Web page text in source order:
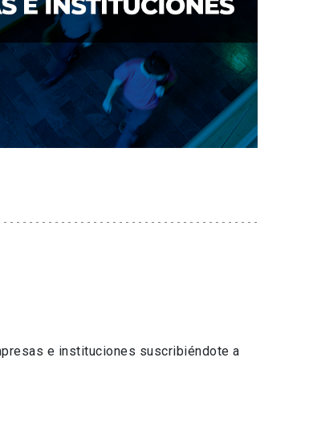
e instituciones suscribiéndote a